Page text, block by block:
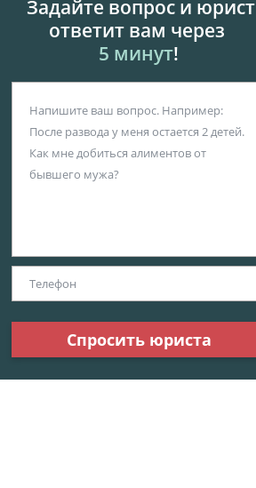
Задайте вопрос и юрист
ответит вам через
5 минут!
Спросить юриста